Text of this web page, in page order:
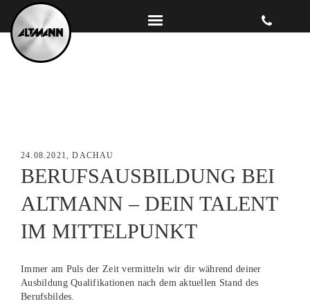
24.08.2021, DACHAU
BERUFSAUSBILDUNG BEI
ALTMANN – DEIN TALENT
IM MITTELPUNKT
Immer am Puls der Zeit vermitteln wir dir während deiner
Ausbildung Qualifikationen nach dem aktuellen Stand des
Berufsbildes.